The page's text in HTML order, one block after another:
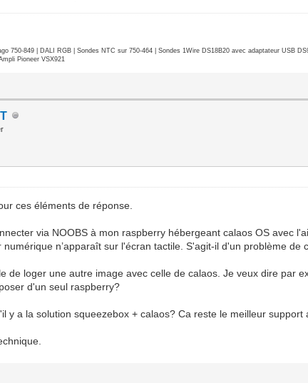
750-849 | DALI RGB | Sondes NTC sur 750-464 | Sondes 1Wire DS18B20 avec adaptateur USB
Pioneer VSX921
ces éléments de réponse.
via NOOBS à mon raspberry hébergeant calaos OS avec
numérique n’apparaît sur l'écran tactile. S'agit-il d'un problème de
de loger une autre image avec celle de calaos. Je veux dire par
d'un seul raspberry?
y a la solution squeezebox + calaos? Ca reste le meilleur